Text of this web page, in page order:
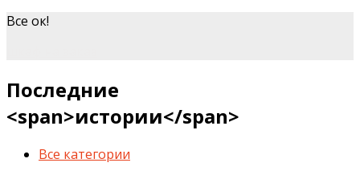
Все ок!
Последние
<span>истории</span>
Все категории